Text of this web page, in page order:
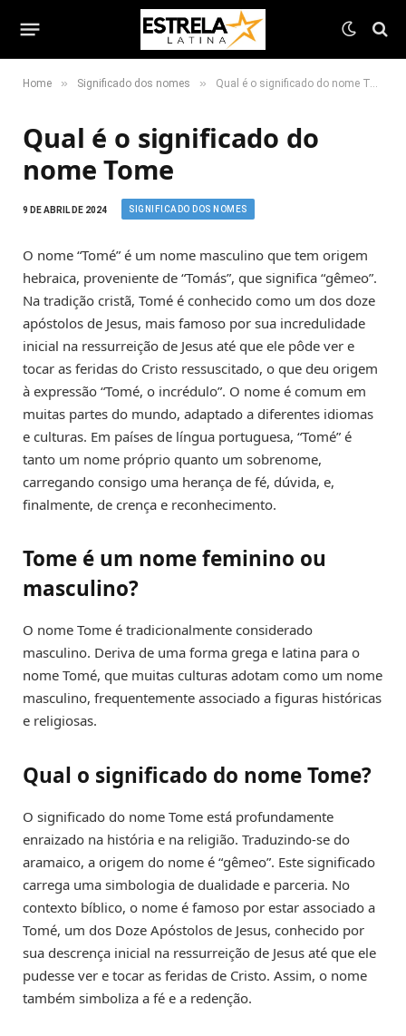
Home » Significado dos nomes » Qual é o significado do nome Tome
Qual é o significado do
nome Tome
9 DE ABRIL DE 2024 SIGNIFICADO DOS NOMES
O nome “Tomé” é um nome masculino que tem origem
hebraica, proveniente de “Tomás”, que significa “gêmeo”.
Na tradição cristã, Tomé é conhecido como um dos doze
apóstolos de Jesus, mais famoso por sua incredulidade
inicial na ressurreição de Jesus até que ele pôde ver e
tocar as feridas do Cristo ressuscitado, o que deu origem
à expressão “Tomé, o incrédulo”. O nome é comum em
muitas partes do mundo, adaptado a diferentes idiomas
e culturas. Em países de língua portuguesa, “Tomé” é
tanto um nome próprio quanto um sobrenome,
carregando consigo uma herança de fé, dúvida, e,
finalmente, de crença e reconhecimento.
Tome é um nome feminino ou
masculino?
O nome Tome é tradicionalmente considerado
masculino. Deriva de uma forma grega e latina para o
nome Tomé, que muitas culturas adotam como um nome
masculino, frequentemente associado a figuras históricas
e religiosas.
Qual o significado do nome Tome?
O significado do nome Tome está profundamente
enraizado na história e na religião. Traduzindo-se do
aramaico, a origem do nome é “gêmeo”. Este significado
carrega uma simbologia de dualidade e parceria. No
contexto bíblico, o nome é famoso por estar associado a
Tomé, um dos Doze Apóstolos de Jesus, conhecido por
sua descrença inicial na ressurreição de Jesus até que ele
pudesse ver e tocar as feridas de Cristo. Assim, o nome
também simboliza a fé e a redenção.